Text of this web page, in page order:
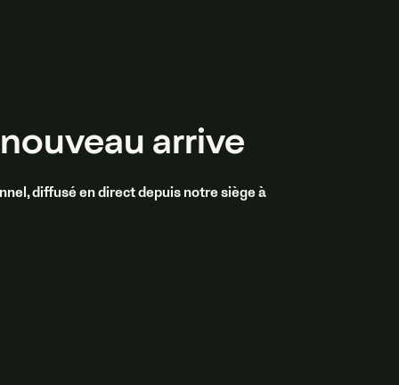
arrive
diffusé en direct depuis notre siège à